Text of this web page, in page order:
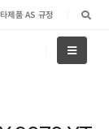
제품 AS 규정